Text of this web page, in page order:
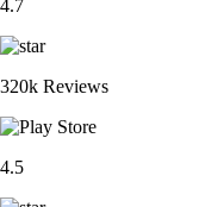
4.7
320k Reviews
4.5